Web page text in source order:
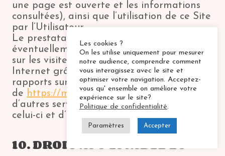
une page est ouverte et les informations
consultées), ainsi que l’utilisation de ce Site
par l’Utilisateur.
Le prestataire externe pourra
éventuellement recueillir des informations
sur les visiteurs du Site et d’autres sites
Internet grâce à ces balises, constituer des
rapports sur l’activité du Site à l’attention
de https://mjc-cine-nuits.fr/ , et fournir
d’autres services relatifs à l’utilisation de
celui-ci et d’Internet.
10. DROIT APPLICABLE ET
Les cookies ?
On les utilise uniquement pour mesurer
notre audience, comprendre comment
vous interagissez avec le site et
optimiser votre navigation. Acceptez-
vous qu' ensemble on améliore votre
expérience sur le site?
Politique de confidentialité.
Paramètres Accepter